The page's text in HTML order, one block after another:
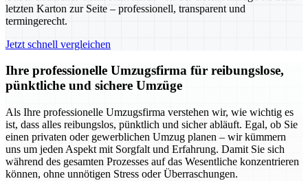
letzten Karton zur Seite – professionell, transparent und
termingerecht.
Jetzt schnell vergleichen
Ihre professionelle Umzugsfirma für reibungslose,
pünktliche und sichere Umzüge
Als Ihre professionelle Umzugsfirma verstehen wir, wie wichtig es
ist, dass alles reibungslos, pünktlich und sicher abläuft. Egal, ob Sie
einen privaten oder gewerblichen Umzug planen – wir kümmern
uns um jeden Aspekt mit Sorgfalt und Erfahrung. Damit Sie sich
während des gesamten Prozesses auf das Wesentliche konzentrieren
können, ohne unnötigen Stress oder Überraschungen.